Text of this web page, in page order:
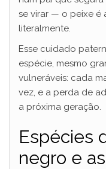
se virar — o peixe é
literalmente.
Esse cuidado
espécie, mesmo
vulneráveis: cada
vez, e a perda de
a próxima geração.
Espécies
negro e